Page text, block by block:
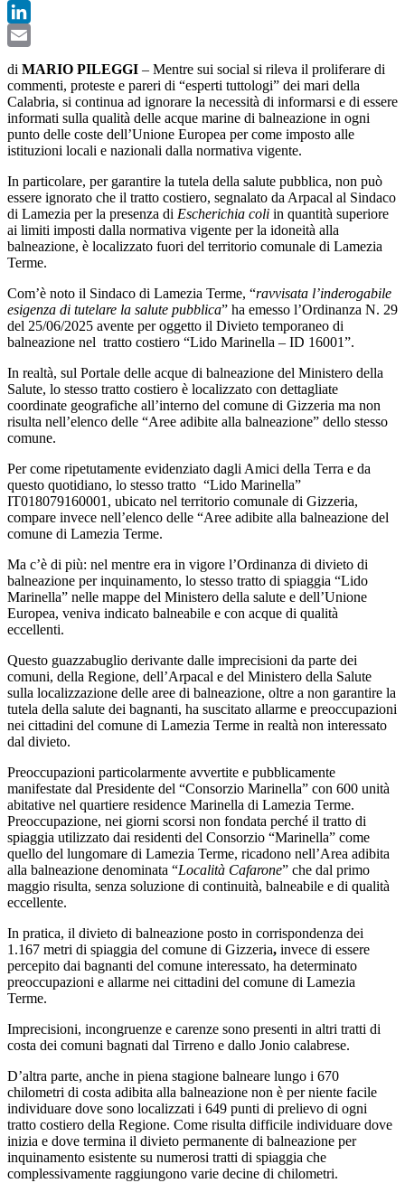
WhatsApp
LinkedIn
di MARIO PILEGGI – Mentre sui social si rileva il proliferare di
commenti, proteste e pareri di “esperti tuttologi” dei mari della
Calabria, si continua ad ignorare la necessità di informarsi e di essere
informati sulla qualità delle acque marine di balneazione in ogni
punto delle coste dell’Unione Europea per come imposto alle
istituzioni locali e nazionali dalla normativa vigente.
In particolare, per garantire la tutela della salute pubblica, non può
essere ignorato che il tratto costiero, segnalato da Arpacal al Sindaco
di Lamezia per la presenza di Escherichia coli in quantità superiore
ai limiti imposti dalla normativa vigente per la idoneità alla
balneazione, è localizzato fuori del territorio comunale di Lamezia
Terme.
Com’è noto il Sindaco di Lamezia Terme, “ravvisata l’inderogabile
esigenza di tutelare la salute pubblica” ha emesso l’Ordinanza N. 29
del 25/06/2025 avente per oggetto il Divieto temporaneo di
balneazione nel tratto costiero “Lido Marinella – ID 16001”.
In realtà, sul Portale delle acque di balneazione del Ministero della
Salute, lo stesso tratto costiero è localizzato con dettagliate
coordinate geografiche all’interno del comune di Gizzeria ma non
risulta nell’elenco delle “Aree adibite alla balneazione” dello stesso
comune.
Per come ripetutamente evidenziato dagli Amici della Terra e da
questo quotidiano, lo stesso tratto “Lido Marinella”
IT018079160001, ubicato nel territorio comunale di Gizzeria,
compare invece nell’elenco delle “Aree adibite alla balneazione del
comune di Lamezia Terme.
Ma c’è di più: nel mentre era in vigore l’Ordinanza di divieto di
balneazione per inquinamento, lo stesso tratto di spiaggia “Lido
Marinella” nelle mappe del Ministero della salute e dell’Unione
Europea, veniva indicato balneabile e con acque di qualità
eccellenti.
Questo guazzabuglio derivante dalle imprecisioni da parte dei
comuni, della Regione, dell’Arpacal e del Ministero della Salute
sulla localizzazione delle aree di balneazione, oltre a non garantire la
tutela della salute dei bagnanti, ha suscitato allarme e preoccupazioni
nei cittadini del comune di Lamezia Terme in realtà non interessato
dal divieto.
Preoccupazioni particolarmente avvertite e pubblicamente
manifestate dal Presidente del “Consorzio Marinella” con 600 unità
abitative nel quartiere residence Marinella di Lamezia Terme.
Preoccupazione, nei giorni scorsi non fondata perché il tratto di
spiaggia utilizzato dai residenti del Consorzio “Marinella” come
quello del lungomare di Lamezia Terme, ricadono nell’Area adibita
alla balneazione denominata “Località Cafarone” che dal primo
maggio risulta, senza soluzione di continuità, balneabile e di qualità
eccellente.
In pratica, il divieto di balneazione posto in corrispondenza dei
1.167 metri di spiaggia del comune di Gizzeria, invece di essere
percepito dai bagnanti del comune interessato, ha determinato
preoccupazioni e allarme nei cittadini del comune di Lamezia
Terme.
Imprecisioni, incongruenze e carenze sono presenti in altri tratti di
costa dei comuni bagnati dal Tirreno e dallo Jonio calabrese.
D’altra parte, anche in piena stagione balneare lungo i 670
chilometri di costa adibita alla balneazione non è per niente facile
individuare dove sono localizzati i 649 punti di prelievo di ogni
tratto costiero della Regione. Come risulta difficile individuare dove
inizia e dove termina il divieto permanente di balneazione per
inquinamento esistente su numerosi tratti di spiaggia che
complessivamente raggiungono varie decine di chilometri.